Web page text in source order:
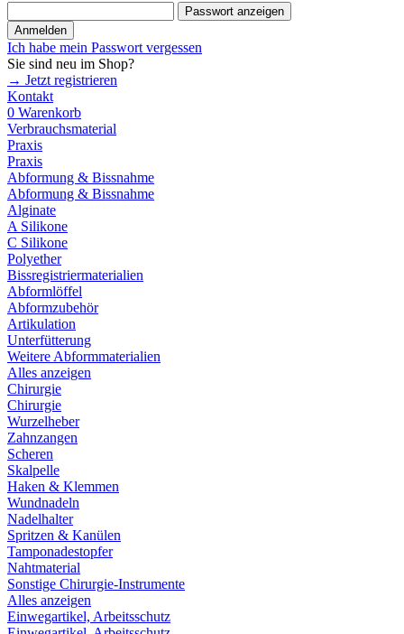
Passwort anzeigen
Anmelden
Ich habe mein Passwort vergessen
Sie sind neu im Shop?
→ Jetzt registrieren
Kontakt
0 Warenkorb
Verbrauchsmaterial
Praxis
Praxis
Abformung & Bissnahme
Abformung & Bissnahme
Alginate
A Silikone
C Silikone
Polyether
Bissregistriermaterialien
Abformlöffel
Abformzubehör
Artikulation
Unterfütterung
Weitere Abformmaterialien
Alles anzeigen
Chirurgie
Chirurgie
Wurzelheber
Zahnzangen
Scheren
Skalpelle
Haken & Klemmen
Wundnadeln
Nadelhalter
Spritzen & Kanülen
Tamponadestopfer
Nahtmaterial
Sonstige Chirurgie-Instrumente
Alles anzeigen
Einwegartikel, Arbeitsschutz